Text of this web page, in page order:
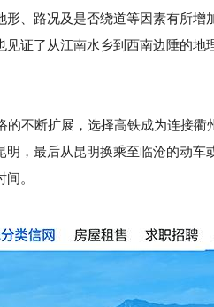
、路况及是否绕道等因素有所增
证了从江南水乡到西南边陲的地
的不断扩展，选择高铁成为连接
，最后从昆明换乘至临沧的动
。